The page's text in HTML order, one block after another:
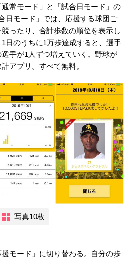
常モード」と「試合日モード」の
日モード」では、応援する球団ご
ったり、合計歩数の順位を表示し
日のうちに1万歩達成すると、選手
手が1人ずつ増えていく。野球が
アプリ。すべて無料。
写真10枚
援モード」に切り替わる。自分の歩